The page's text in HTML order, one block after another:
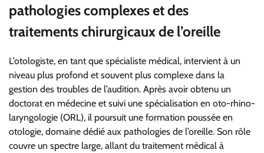
pathologies complexes et des
traitements chirurgicaux de l’oreille
L’otologiste, en tant que spécialiste médical, intervient à un
niveau plus profond et souvent plus complexe dans la
gestion des troubles de l’audition. Après avoir obtenu un
doctorat en médecine et suivi une spécialisation en oto-rhino-
laryngologie (ORL), il poursuit une formation poussée en
otologie, domaine dédié aux pathologies de l’oreille. Son rôle
couvre un spectre large, allant du traitement médical à